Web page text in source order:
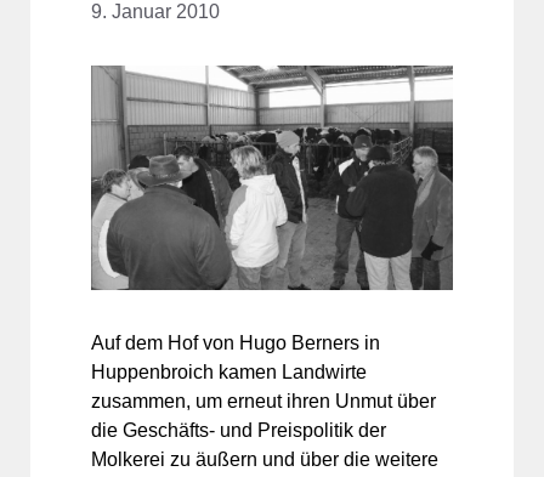
9. Januar 2010
Auf dem Hof von Hugo Berners in
Huppenbroich kamen Landwirte
zusammen, um erneut ihren Unmut über
die Geschäfts- und Preispolitik der
Molkerei zu äußern und über die weitere